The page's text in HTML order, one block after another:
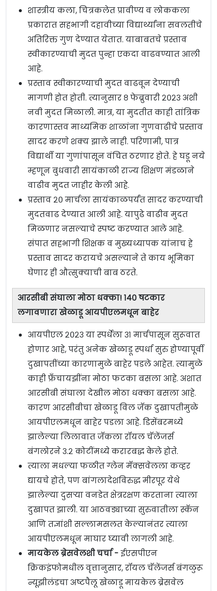
शास्त्रीय कला, चित्रकलेत प्रावीण्य व लोककला
प्रकारात सहभागी दहावीच्या विद्यार्थ्यांना सवलतीचे
अतिरिक्त गुण देण्यात येतात. याबाबतचे प्रस्ताव
स्वीकारण्याची मुदत पुन्हा एकदा वाढवण्यात आली
आहे.
प्रस्ताव स्वीकारण्याची मुदत वाढवून देण्याची
मागणी होत होती. त्यानुसार ८ फेब्रुवारी २०२३ अशी
नवी मुदत मिळाली. मात्र, या मुदतीत काही तांत्रिक
कारणास्तव माध्यमिक शाळांना गुणवाढीचे प्रस्ताव
सादर करणे शक्य झाले नाही. परिणामी, पात्र
विद्यार्थी या गुणांपासून वंचित ठरणार होते. हे घडू नये
म्हणून बुधवारी सायंकाळी राज्य शिक्षण मंडळाने
वाढीव मुदत जाहीर केली आहे.
प्रस्ताव २० मार्चला सायंकाळपर्यंत सादर करण्याची
मुदतवाढ देण्यात आली आहे. यापुढे वाढीव मुदत
मिळणार नसल्याचे स्पष्ट करण्यात आले आहे.
संपात सहभागी शिक्षक व मुख्यध्यापक यांनाच हे
प्रस्ताव सादर करायचे असल्याने ते काय भूमिका
घेणार ही औत्सुक्याची बाब ठरते.
आरसीबी संघाला मोठा धक्का! १४० षटकार
लगावणारा खेळाडू आयपीएलमधून बाहेर
आयपीएल २०२३ या स्पर्धेला ३१ मार्चपासून सुरूवात
होणार आहे, परंतु अनेक खेळाडू स्पर्धा सुरु होण्यापूर्वी
दुखापतींच्या कारणामुळे बाहेर पडले आहेत. त्यामुळे
काही फ्रँचायझींना मोठा फटका बसला आहे. अशात
आरसीबी संघाला देखील मोठा धक्का बसला आहे.
कारण आरसीबीचा खेळाडू विल जॅक दुखापतीमुळे
आयपीएलमधून बाहेर पडला आहे. डिसेंबरमध्ये
झालेल्या लिलावात जॅकला रॉयल चॅलेंजर्स
बंगलोरने ३.२ कोटींमध्ये करारबद्ध केले होते.
त्याला मधल्या फळीत ग्लेन मॅक्सवेलला कव्हर
द्यायचे होते, पण बांगलादेशविरुद्ध मीरपूर येथे
झालेल्या दुसऱ्या वनडेत क्षेत्ररक्षण करताना त्याला
दुखापत झाली. या आठवड्याच्या सुरुवातीला स्कॅन
आणि तज्ञांशी सल्लामसलत केल्यानंतर त्याला
आयपीएलमधून माघार घ्यावी लागली आहे.
मायकेल ब्रेसवेलशी चर्चा - ईएसपीएन
क्रिकइंफोमधील वृत्तानुसार, रॉयल चॅलेंजर्स बंगळुरू
न्यूझीलंडचा अष्टपैलू खेळाडू मायकेल ब्रेसवेल